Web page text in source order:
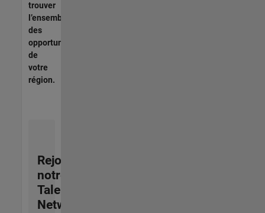
trouver
l’ensemble
des
opportunités
de
votre
région.
Rejoignez
notre
Talent
Network